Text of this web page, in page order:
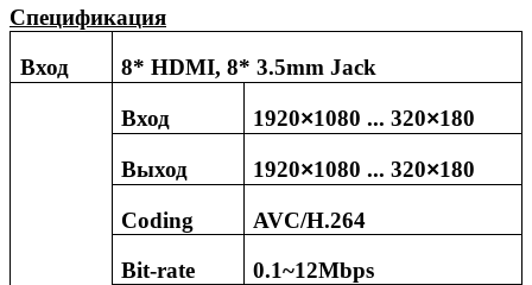
Спецификация
Вход 8*HDMI, 8* 3.5mm Jack
Вход 1920×1080 ... 320×180
Выход 1920×1080 ... 320×180
Сoding
AVC/H.264
Bit-rate
0.1~12Mbps